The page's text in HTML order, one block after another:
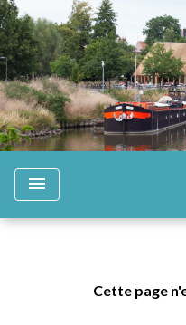
menu
Cette page